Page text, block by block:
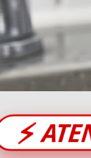
⚡